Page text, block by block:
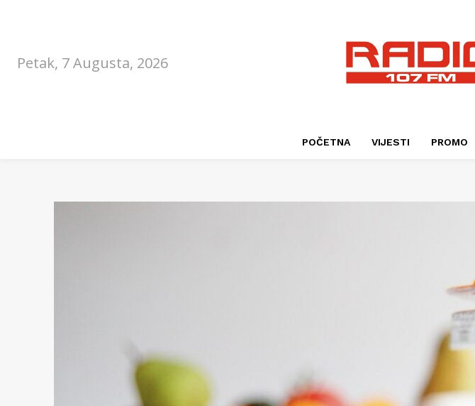
Petak, 7 Augusta, 2026
POČETNA VIJESTI PROMO